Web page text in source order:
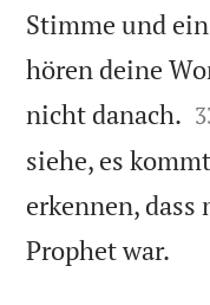
Stimme und
hören deine
nicht danach. 
siehe, es
erkennen,
Prophet war.